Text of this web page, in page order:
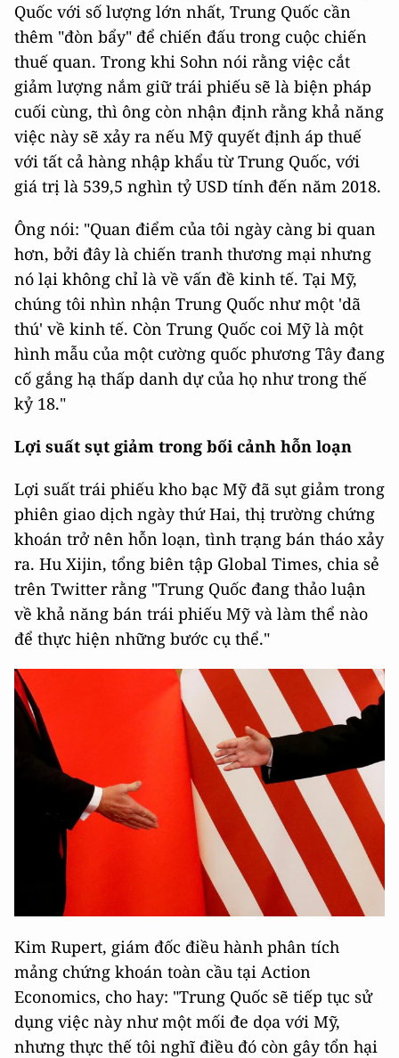
Quốc với số lượng lớn nhất, Trung Quốc cần
thêm "đòn bẩy" để chiến đấu trong cuộc chiến
thuế quan. Trong khi Sohn nói rằng việc cắt
giảm lượng nắm giữ trái phiếu sẽ là biện pháp
cuối cùng, thì ông còn nhận định rằng khả năng
việc này sẽ xảy ra nếu Mỹ quyết định áp thuế
với tất cả hàng nhập khẩu từ Trung Quốc, với
giá trị là 539,5 nghìn tỷ USD tính đến năm 2018.
Ông nói: "Quan điểm của tôi ngày càng bi quan
hơn, bởi đây là chiến tranh thương mại nhưng
nó lại không chỉ là về vấn đề kinh tế. Tại Mỹ,
chúng tôi nhìn nhận Trung Quốc như một 'dã
thú' về kinh tế. Còn Trung Quốc coi Mỹ là một
hình mẫu của một cường quốc phương Tây đang
cố gắng hạ thấp danh dự của họ như trong thế
kỷ 18."
Lợi suất sụt giảm trong bối cảnh hỗn loạn
Lợi suất trái phiếu kho bạc Mỹ đã sụt giảm trong
phiên giao dịch ngày thứ Hai, thị trường chứng
khoán trở nên hỗn loạn, tình trạng bán tháo xảy
ra. Hu Xijin, tổng biên tập Global Times, chia sẻ
trên Twitter rằng "Trung Quốc đang thảo luận
về khả năng bán trái phiếu Mỹ và làm thể nào
để thực hiện những bước cụ thể."
Kim Rupert, giám đốc điều hành phân tích
mảng chứng khoán toàn cầu tại Action
Economics, cho hay: "Trung Quốc sẽ tiếp tục sử
dụng việc này như một mối đe dọa với Mỹ,
nhưng thực thế tôi nghĩ điều đó còn gây tổn hại